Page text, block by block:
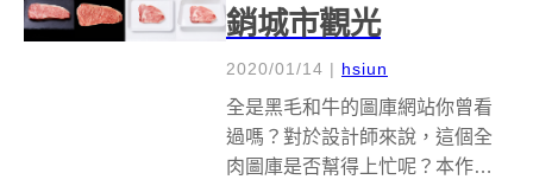
銷城市觀光
2020/01/14 | hsiun
全是黑毛和牛的圖庫網站你曾看
過嗎？對於設計師來說，這個全
肉圖庫是否幫得上忙呢？本作為